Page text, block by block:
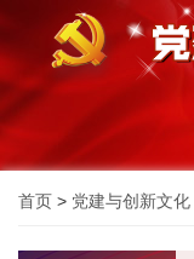
首页 > 党建与创新文化